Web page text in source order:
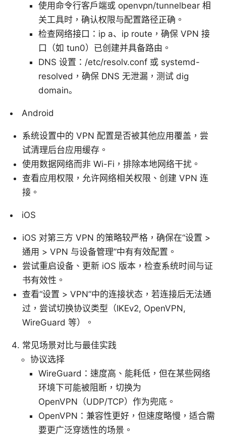
使用命令行客户端或 openvpn/tunnelbear 相
关工具时，确认权限与配置路径正确。
检查网络接口：ip a、ip route，确保 VPN 接
口（如 tun0）已创建并具备路由。
DNS 设置：/etc/resolv.conf 或 systemd-
resolved，确保 DNS 无泄漏，测试 dig
domain。
Android
系统设置中的 VPN 配置是否被其他应用覆盖，尝
试清理后台应用缓存。
使用数据网络而非 Wi-Fi，排除本地网络干扰。
查看应用权限，允许网络相关权限、创建 VPN 连
接。
iOS
iOS 对第三方 VPN 的策略较严格，确保在“设置 >
通用 > VPN 与设备管理”中有有效配置。
尝试重启设备、更新 iOS 版本，检查系统时间与证
书有效性。
查看“设置 > VPN”中的连接状态，若连接后无法通
过，尝试切换协议类型（IKEv2, OpenVPN,
WireGuard 等）。
常见场景对比与最佳实践
协议选择
WireGuard：速度高、能耗低，但在某些网络
环境下可能被阻断，切换为
OpenVPN（UDP/TCP）作为兜底。
OpenVPN：兼容性更好，但速度略慢，适合需
要更广泛穿透性的场景。